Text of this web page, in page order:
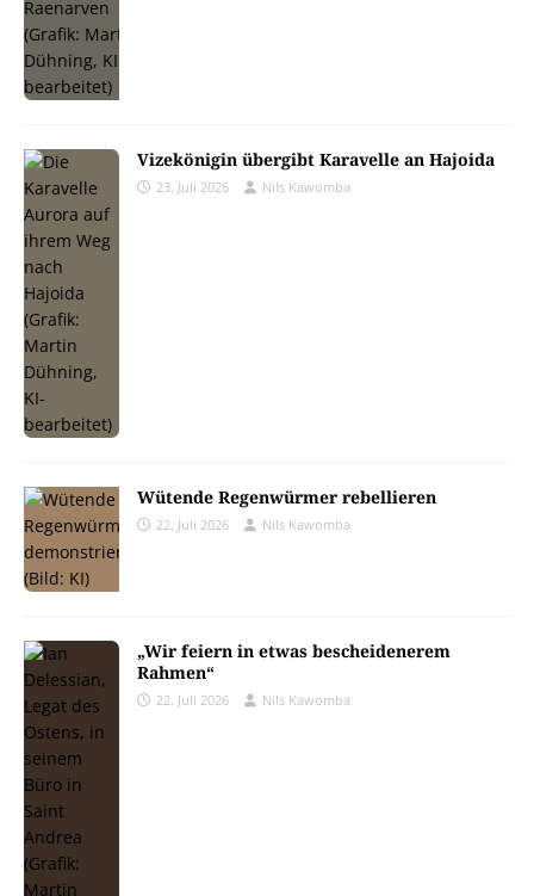
Vizekönigin übergibt Karavelle an Hajoida
23. Juli 2026 Nils Kawomba
Wütende Regenwürmer rebellieren
22. Juli 2026 Nils Kawomba
„Wir feiern in etwas bescheidenerem
Rahmen“
22. Juli 2026 Nils Kawomba